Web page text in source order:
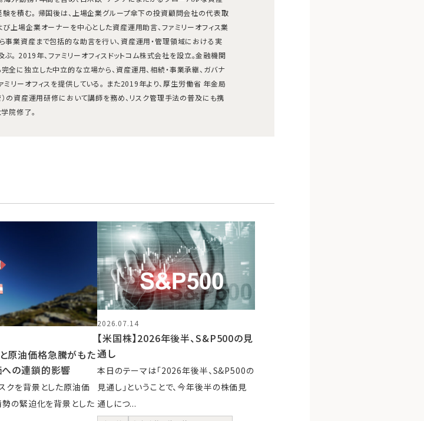
を積む。 帰国後は、上場企業グループ傘下の投資顧問会社の代表取
び上場企業オーナーを中心とした資産運用助言、ファミリーオフィス業
事業資産まで包括的な助言を行い、資産運用・管理領域における実
。 2019年、ファミリーオフィスドットコム株式会社を設立。金融機関
全に独立した中立的な立場から、資産運用、相続・事業承継、ガバナ
ミリーオフィスを提供している。 また2019年より、厚生労働省 年金局
の資産運用研修において講師を務め、リスク管理手法の普及にも携
院修了。
原油価格急騰がもた
への連鎖的影響
クを背景とした原油価
の緊迫化を背景とした
2026.07.14
【米国株】2026年後半、S&P500の見
通し
本日のテーマは「2026年後半、S&P500の
見通し」ということで、今年後半の株価見
通しにつ...